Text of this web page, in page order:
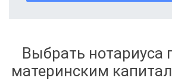
Выбрать нотариуса
материнским